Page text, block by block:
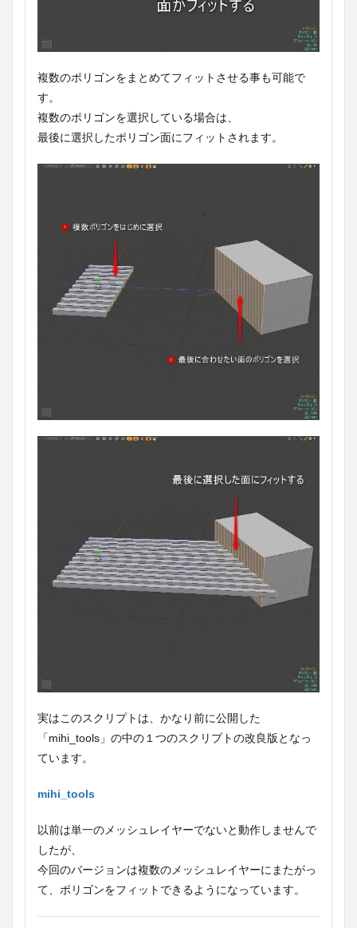
複数のポリゴンをまとめてフィットさせる事も可能で
す。
複数のポリゴンを選択している場合は、
最後に選択したポリゴン面にフィットされます。
実はこのスクリプトは、かなり前に公開した
「mihi_tools」の中の１つのスクリプトの改良版となっ
ています。
mihi_tools
以前は単一のメッシュレイヤーでないと動作しませんで
したが、
今回のバージョンは複数のメッシュレイヤーにまたがっ
て、ポリゴンをフィットできるようになっています。